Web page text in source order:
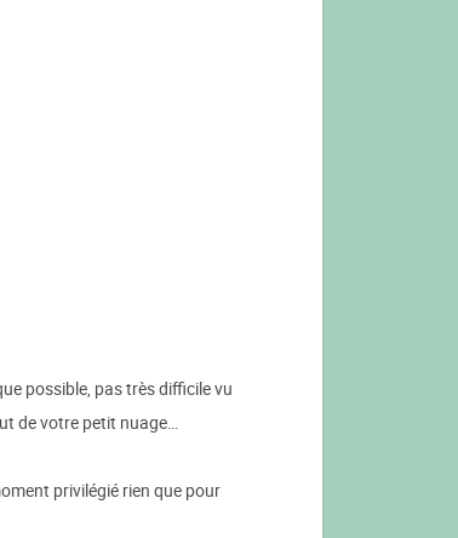
possible, pas très difficile vu
de votre petit nuage…
privilégié rien que pour